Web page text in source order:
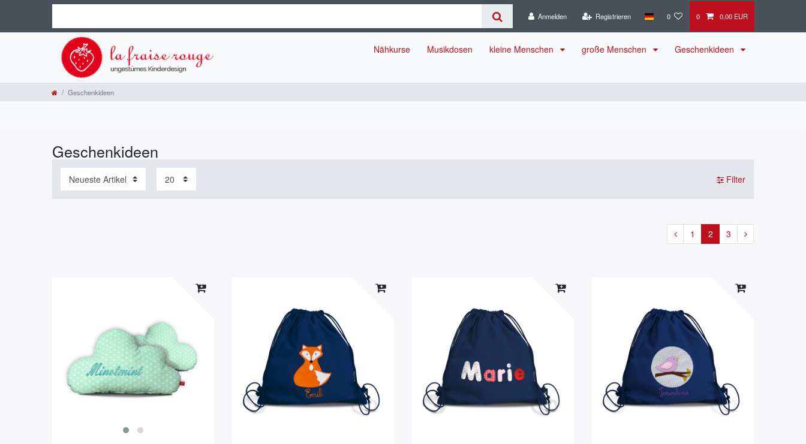
Anmelden Registrieren 0 0 0,00 EUR
Nähkurse Musikdosen kleine Menschen große Menschen Geschenkideen
Geschenkideen
Geschenkideen
Filter
1 2 3